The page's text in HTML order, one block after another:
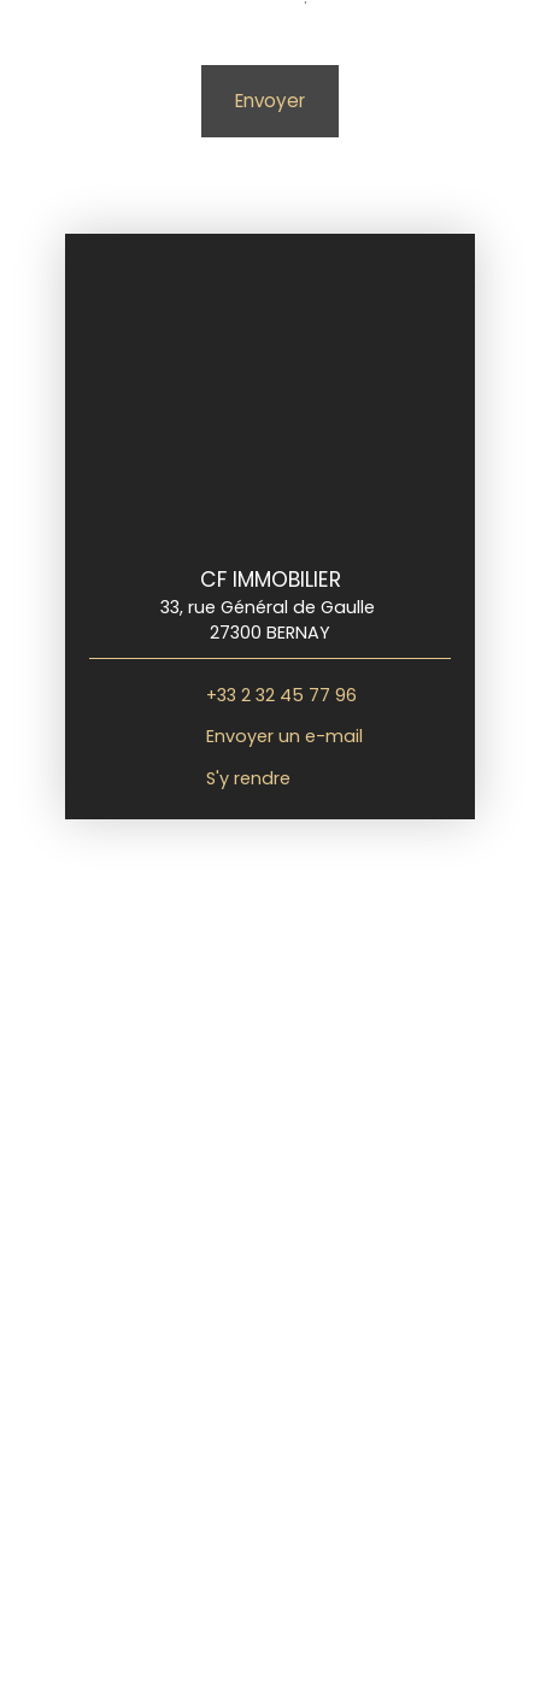
Envoyer
CF IMMOBILIER
33, rue Général de Gaulle
27300 BERNAY
+33 2 32 45 77 96
Envoyer un e-mail
S'y rendre